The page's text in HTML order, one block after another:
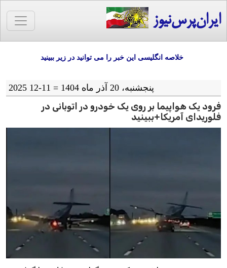
ایران‌پرس‌نیوز
خلاصه انگلیسی این خبر را می توانید در زیر ببینید
پنجشنبه، 20 آذر ماه 1404 = 11-12 2025
فرود یک هواپیما بر روی یک خودرو در اتوبانی در
فلوریدای آمریکا+ببینید